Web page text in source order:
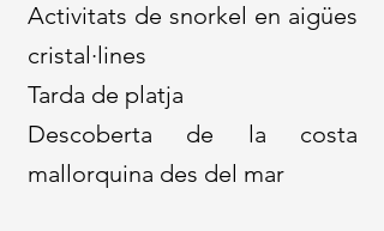
Activitats de snorkel en aigües
cristal·lines
Tarda de platja
Descoberta de la costa
mallorquina des del mar